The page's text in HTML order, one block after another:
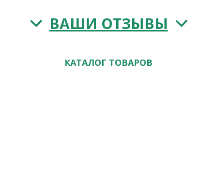
ВАШИ ОТЗЫВЫ
КАТАЛОГ ТОВАРОВ